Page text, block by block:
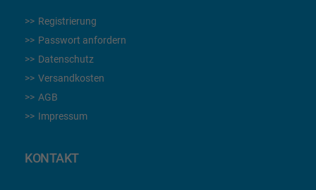
Registrierung
Passwort anfordern
Datenschutz
Versandkosten
AGB
Impressum
KONTAKT